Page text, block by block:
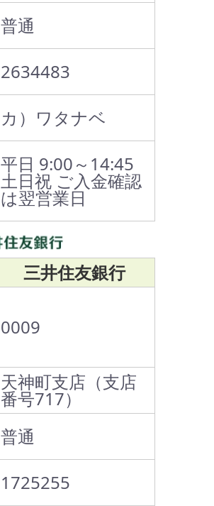
普通
2634483
カ）ワタナベ
平日 9:00～14:45
土日祝 ご入金確認
は翌営業日
三井住友銀行
0009
天神町支店（支店
番号717）
普通
1725255